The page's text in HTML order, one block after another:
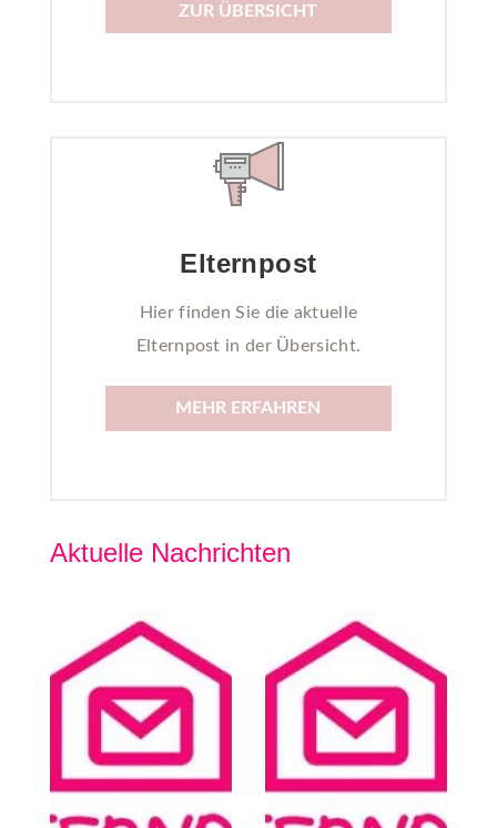
ZUR ÜBERSICHT
Elternpost
Hier finden Sie die aktuelle
Elternpost in der Übersicht.
MEHR ERFAHREN
Aktuelle Nachrichten